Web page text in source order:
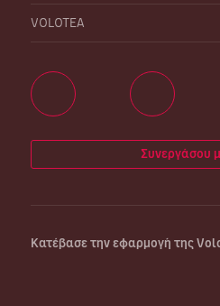
VOLOTEA
Συνεργάσου
Κατέβασε την εφαρμογή της